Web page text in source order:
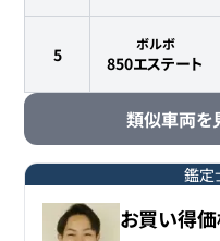
5
ボルボ
850エステート
類似車両を
鑑定
お買い得価